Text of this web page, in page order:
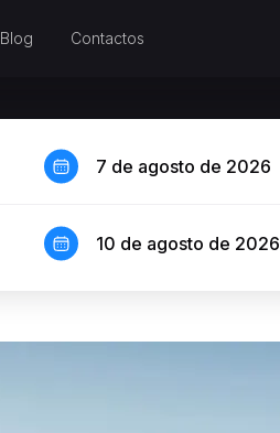
Blog Contactos
7 de agosto de 2026
10 de agosto de 2026